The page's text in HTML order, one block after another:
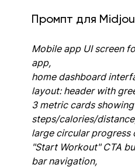
Промпт для
Mobile app UI screen
app,
home dashboard
layout: header with
3 metric cards showing
steps/calories/
large circular progress
"Start Workout" CTA
bar navigation,